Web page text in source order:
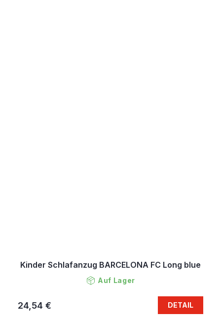
Kinder Schlafanzug BARCELONA FC Long blue
Auf Lager
24,54 € DETAIL